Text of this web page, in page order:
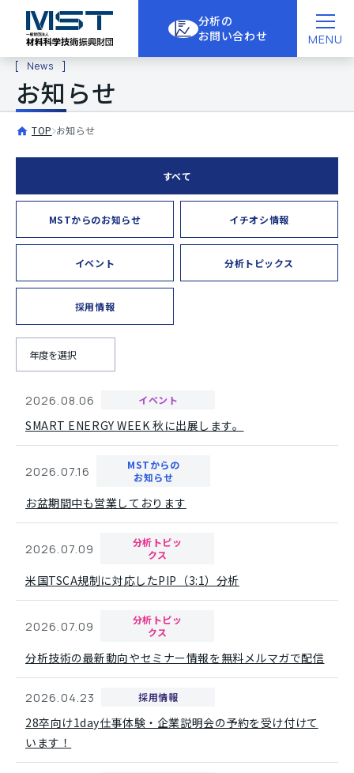
MENU
分析の
お問い合わせ
News
お知らせ
TOP お知らせ
すべて
MSTからのお知らせ イチオシ情報
イベント 分析トピックス
採用情報
2026.08.06 イベント
SMART ENERGY WEEK 秋に出展します。
2026.07.16
MSTからの
お知らせ
お盆期間中も営業しております
2026.07.09
分析トピッ
クス
米国TSCA規制に対応したPIP（3:1）分析
2026.07.09
分析トピッ
クス
分析技術の最新動向やセミナー情報を無料メルマガで配信
2026.04.23 採用情報
28卒向け1day仕事体験・企業説明会の予約を受け付けて
います！